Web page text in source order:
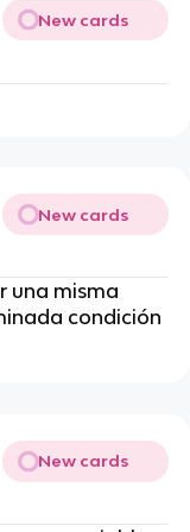
New cards
New cards
una misma
condición
New cards